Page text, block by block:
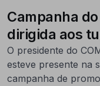
Campanha
dirigida aos
O presidente do
esteve presente na
campanha de